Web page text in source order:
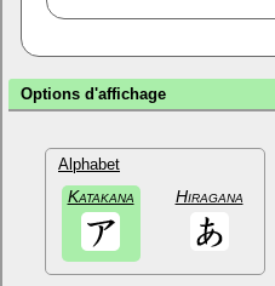
Options d'affichage
Alphabet
Katakana Hiragana